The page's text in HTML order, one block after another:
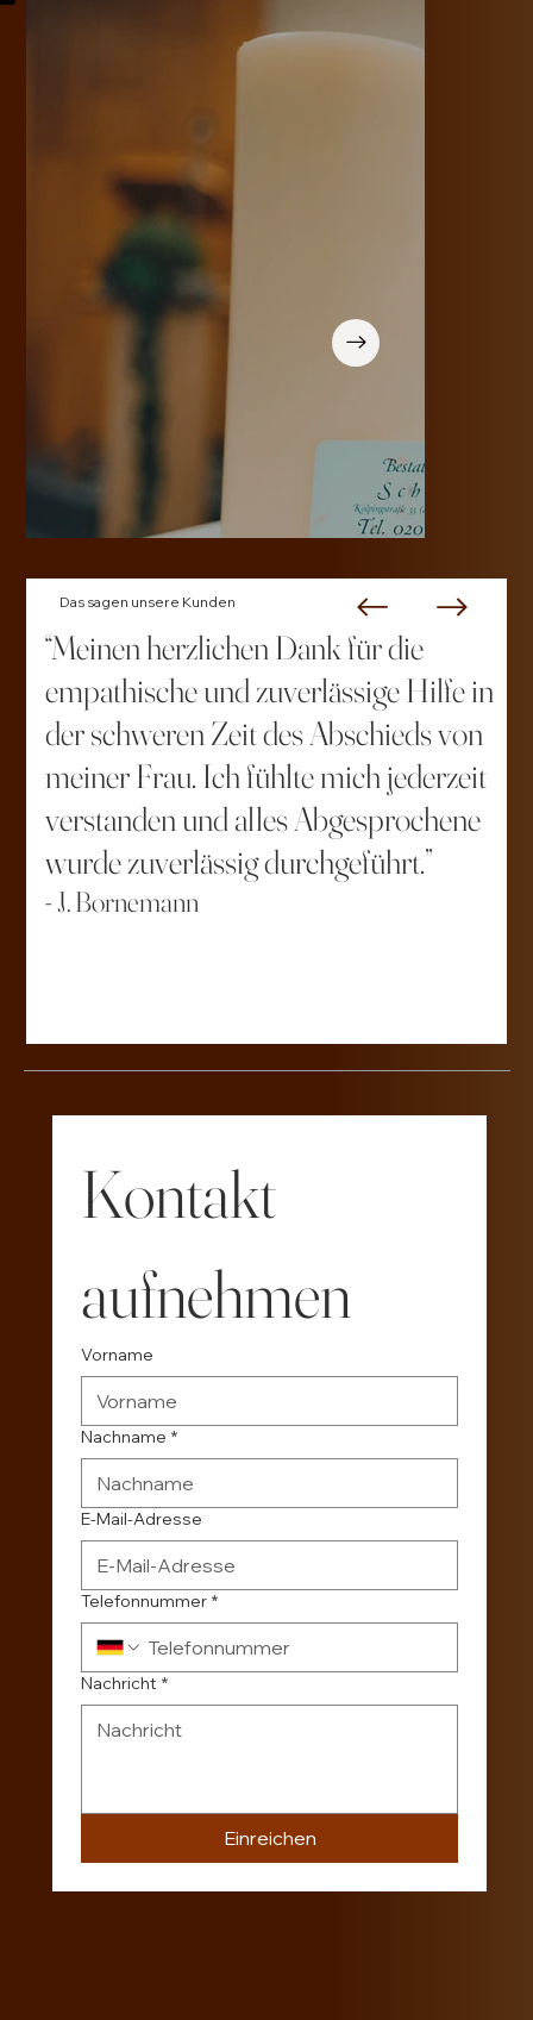
Das sagen unsere Kunden
“Meinen herzlichen Dank für die
empathische und zuverlässige Hilfe in
der schweren Zeit des Abschieds von
meiner Frau. Ich fühlte mich jederzeit
verstanden und alles Abgesprochene
wurde zuverlässig durchgeführt.”
- J. Bornemann
Kontakt
aufnehmen
Vorname
Nachname *
E-Mail-Adresse
Telefonnummer *
Nachricht *
Einreichen